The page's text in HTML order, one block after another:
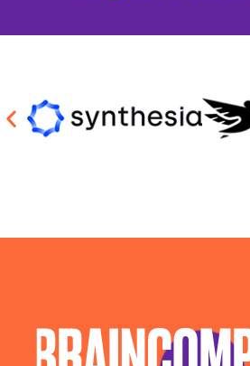
Sviluppo Chatbot Ai Terni